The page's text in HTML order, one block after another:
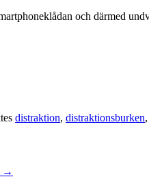
och därmed
distraktion, distraktionsburken,
→